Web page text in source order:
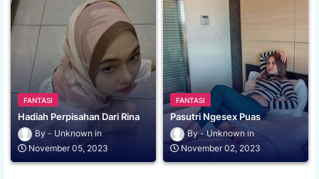
FANTASI
Hadiah Perpisahan Dari Rina
Unknown
November 05, 2023
FANTASI
Pasutri Ngesex Puas
Unknown
November 02, 2023